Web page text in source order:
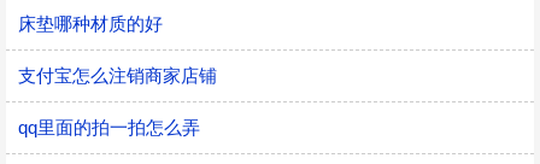
床垫哪种材质的好
支付宝怎么注销商家店铺
qq里面的拍一拍怎么弄